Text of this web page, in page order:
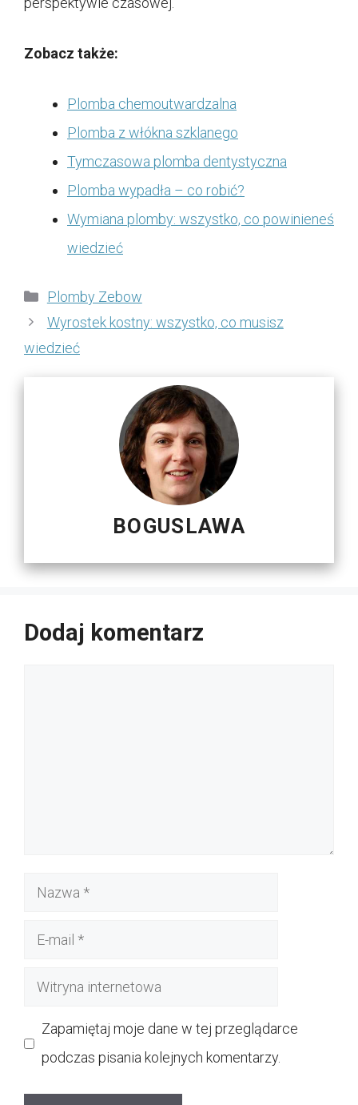
Zobacz także:
Plomba chemoutwardzalna
Plomba z włókna szklanego
Tymczasowa plomba dentystyczna
Plomba wypadła – co robić?
Wymiana plomby: wszystko, co powinieneś
wiedzieć
Kategorie
Plomby Zebow
Wyrostek kostny: wszystko, co musisz
wiedzieć
BOGUSLAWA
Dodaj komentarz
Nazwa
Witryna
Zapamiętaj moje dane w tej przeglądarce
podczas pisania kolejnych komentarzy.